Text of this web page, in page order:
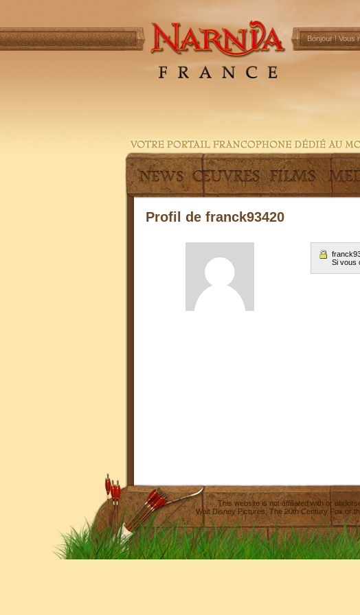
Bonjour !Vous
Profil de franck93420
Si vous
This website is not affiliated with or
Walt Disney Pictures,The 20th Century Fox or